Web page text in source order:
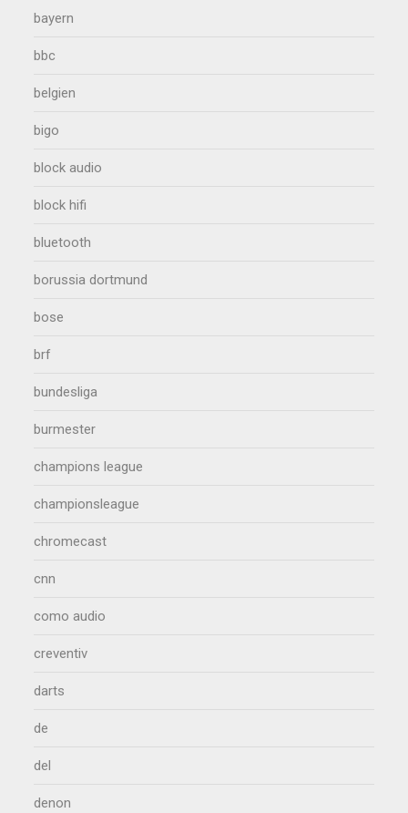
bayern
bbc
belgien
bigo
block audio
block hifi
bluetooth
borussia dortmund
bose
brf
bundesliga
burmester
champions league
championsleague
chromecast
cnn
como audio
creventiv
darts
de
del
denon